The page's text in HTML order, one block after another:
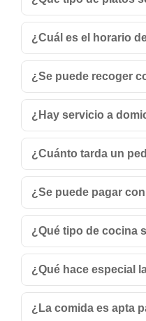
¿Cuál es el horario
¿Se puede recoger
¿Hay servicio a
¿Cuánto tarda un
¿Se puede pagar
¿Qué tipo de cocina
¿Qué hace especial
¿La comida es apta